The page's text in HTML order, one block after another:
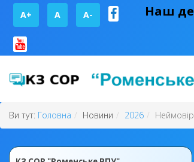
A+ А A- Наш
Ви тут: Головна Новини 2026